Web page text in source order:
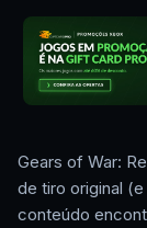
Gears of War:
de tiro original
conteúdo